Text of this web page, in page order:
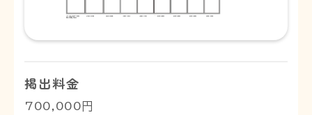
掲出料金
700,000円